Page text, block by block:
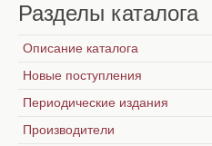
Разделы каталога
Описание каталога
Новые поступления
Периодические издания
Производители